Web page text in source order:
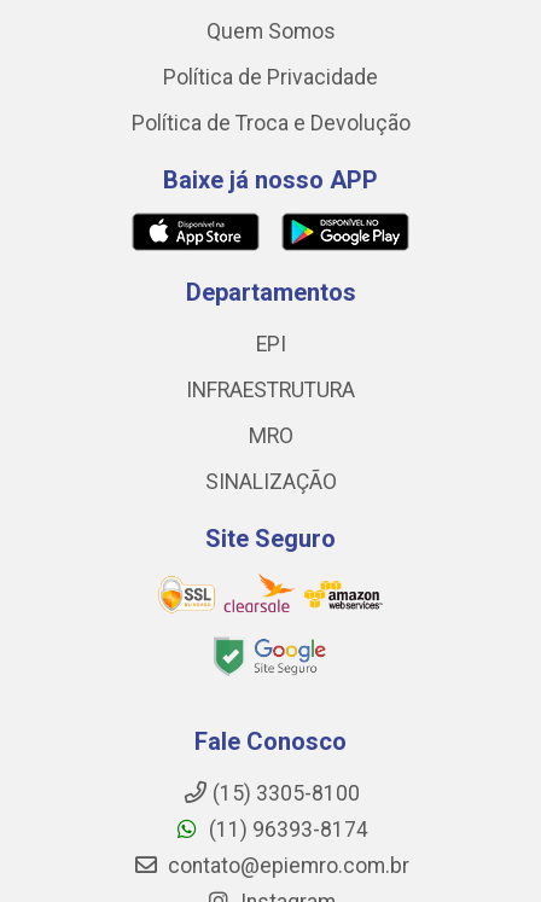
Quem Somos
Política de Privacidade
Política de Troca e Devolução
Baixe já nosso APP
Departamentos
EPI
INFRAESTRUTURA
MRO
SINALIZAÇÃO
Site Seguro
Fale Conosco
(15) 3305-8100
(11) 96393-8174
contato@epiemro.com.br